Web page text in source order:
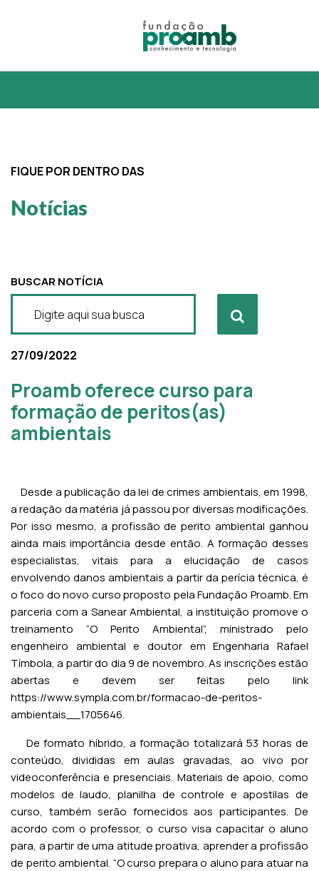
FIQUE POR DENTRO DAS
Notícias
BUSCAR NOTÍCIA
27/09/2022
Proamb oferece curso para
formação de peritos(as)
ambientais
Desde a publicação da lei de crimes ambientais, em 1998,
a redação da matéria já passou por diversas modificações.
Por isso mesmo, a profissão de perito ambiental ganhou
ainda mais importância desde então. A formação desses
especialistas, vitais para a elucidação de casos
envolvendo danos ambientais a partir da perícia técnica, é
o foco do novo curso proposto pela Fundação Proamb. Em
parceria com a Sanear Ambiental, a instituição promove o
treinamento “O Perito Ambiental”, ministrado pelo
engenheiro ambiental e doutor em Engenharia Rafael
Tímbola, a partir do dia 9 de novembro. As inscrições estão
abertas e devem ser feitas pelo link
https://www.sympla.com.br/formacao-de-peritos-
ambientais__1705646.
De formato híbrido, a formação totalizará 53 horas de
conteúdo, divididas em aulas gravadas, ao vivo por
videoconferência e presenciais. Materiais de apoio, como
modelos de laudo, planilha de controle e apostilas de
curso, também serão fornecidos aos participantes. De
acordo com o professor, o curso visa capacitar o aluno
para, a partir de uma atitude proativa, aprender a profissão
de perito ambiental. “O curso prepara o aluno para atuar na